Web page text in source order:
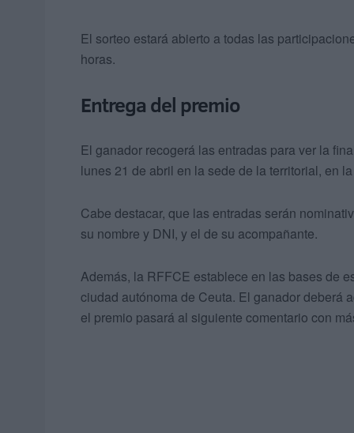
El sorteo estará abierto a todas las
horas.
Entrega del premio
El ganador recogerá las entradas para ver la
lunes 21 de abril en la sede de la territorial, en
Cabe destacar, que las entradas serán
su nombre y DNI, y el de su acompañante.
Además, la RFFCE establece en las bases de
ciudad autónoma de Ceuta. El ganador deberá
el premio pasará al siguiente comentario con